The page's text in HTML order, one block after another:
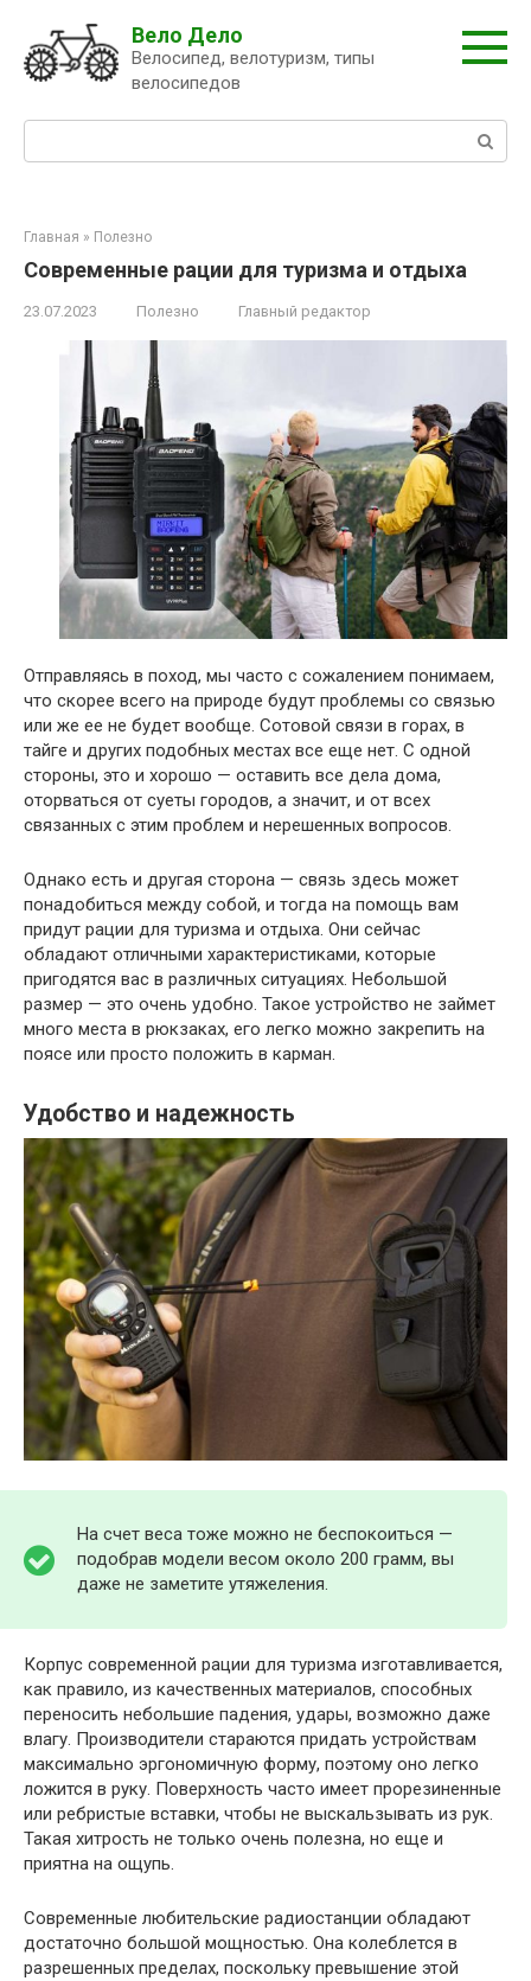
контенту
Вело Дело
Велосипед, велотуризм, типы
велосипедов
Главная » Полезно
Современные рации для туризма и отдыха
23.07.2023 Полезно Главный редактор
Отправляясь в поход, мы часто с сожалением понимаем,
что скорее всего на природе будут проблемы со связью
или же ее не будет вообще. Сотовой связи в горах, в
тайге и других подобных местах все еще нет. С одной
стороны, это и хорошо — оставить все дела дома,
оторваться от суеты городов, а значит, и от всех
связанных с этим проблем и нерешенных вопросов.
Однако есть и другая сторона — связь здесь может
понадобиться между собой, и тогда на помощь вам
придут рации для туризма и отдыха. Они сейчас
обладают отличными характеристиками, которые
пригодятся вас в различных ситуациях. Небольшой
размер — это очень удобно. Такое устройство не займет
много места в рюкзаках, его легко можно закрепить на
поясе или просто положить в карман.
Удобство и надежность
На счет веса тоже можно не беспокоиться —
подобрав модели весом около 200 грамм, вы
даже не заметите утяжеления.
Корпус современной рации для туризма изготавливается,
как правило, из качественных материалов, способных
переносить небольшие падения, удары, возможно даже
влагу. Производители стараются придать устройствам
максимально эргономичную форму, поэтому оно легко
ложится в руку. Поверхность часто имеет прорезиненные
или ребристые вставки, чтобы не выскальзывать из рук.
Такая хитрость не только очень полезна, но еще и
приятна на ощупь.
Современные любительские радиостанции обладают
достаточно большой мощностью. Она колеблется в
разрешенных пределах, поскольку превышение этой